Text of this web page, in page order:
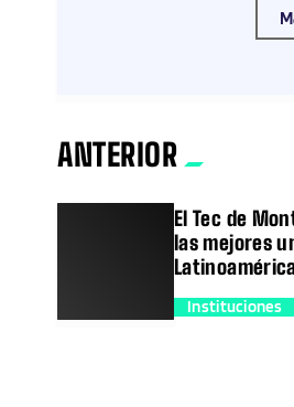
ANTERIOR
El Tec de
las mejores
Instituciones